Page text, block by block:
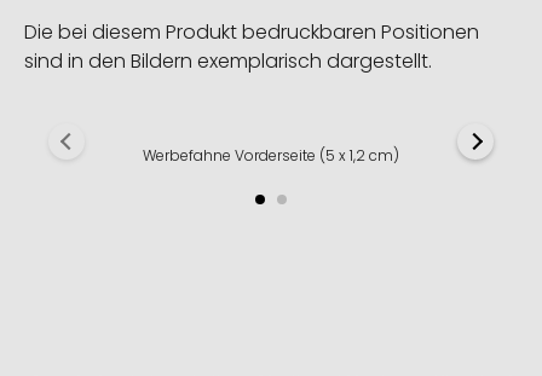
Die bei diesem Produkt bedruckbaren Positionen
sind in den Bildern exemplarisch dargestellt.
Werbefahne Vorderseite (5 x 1,2 cm)